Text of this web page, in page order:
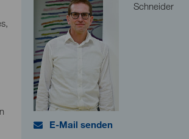
Schneider
E-Mail senden